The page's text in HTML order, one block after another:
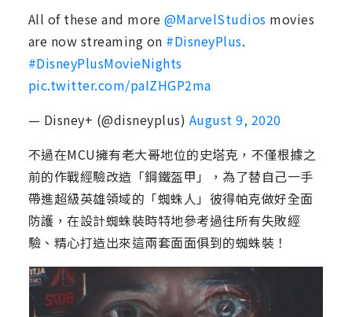
All of these and more @MarvelStudiosmovies
are now streaming on #DisneyPlus.
#DisneyPlusMovieNights
pic.twitter.com/paIZHGP2ma
— Disney+ (@disneyplus) August 9, 2020
不過在MCU擁有老大哥地位的史塔克，不僅根據之
前的作戰經驗改造「鋼鐵盔甲」，為了替自己一手
帶進超級英雄領域的「蜘蛛人」彼得帕克做好全面
防護，在設計蜘蛛裝時特地參考過往所有失敗經
驗、精心打造出來這兩套面面俱到的蜘蛛裝！